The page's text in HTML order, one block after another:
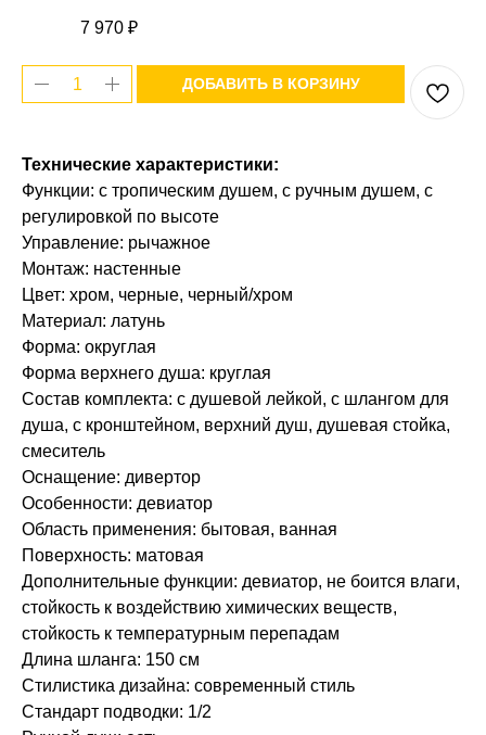
7 970 ₽
ДОБАВИТЬ В КОРЗИНУ
Технические характеристики:
Функции: с тропическим душем, с ручным душем, с
регулировкой по высоте
Управление: рычажное
Монтаж: настенные
Цвет: хром, черные, черный/хром
Материал: латунь
Форма: округлая
Форма верхнего душа: круглая
Состав комплекта: с душевой лейкой, с шлангом для
душа, с кронштейном, верхний душ, душевая стойка,
смеситель
Оснащение: дивертор
Особенности: девиатор
Область применения: бытовая, ванная
Поверхность: матовая
Дополнительные функции: девиатор, не боится влаги,
стойкость к воздействию химических веществ,
стойкость к температурным перепадам
Длина шланга: 150 см
Стилистика дизайна: современный стиль
Стандарт подводки: 1/2